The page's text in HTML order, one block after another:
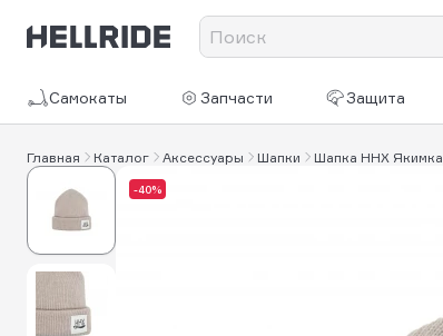
Самокаты Запчасти Защита
Главная Каталог Аксессуары Шапки Шапка HHX
-40%